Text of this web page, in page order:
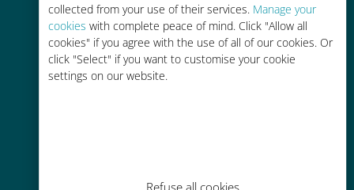
collected from your use of their services. Manage your
cookies with complete peace of mind. Click "Allow all
cookies" if you agree with the use of all of our cookies. Or
click "Select" if you want to customise your cookie
settings on our website.
Refuse all cookies
Kolay doldurma
Ubigi uygulaması aracılığıyla her